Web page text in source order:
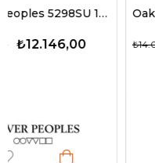
₺10.565,00
₺14.086,00